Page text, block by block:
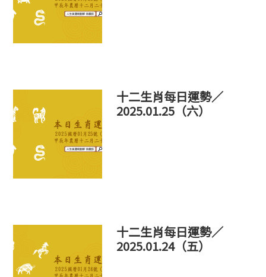
十二生肖每日運勢／
2025.01.25（六）
十二生肖每日運勢／
2025.01.24（五）